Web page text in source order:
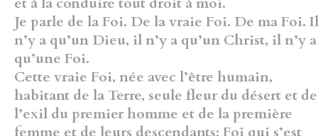
Je parle de la Foi. De la vraie Foi. De ma Foi. Il
n’y a qu’un Dieu, il n’y a qu’un Christ, il n’y a
qu’une Foi.
Cette vraie Foi, née avec l’être humain,
habitant de la Terre, seule fleur du désert et de
l’exil du premier homme et de la première
femme et de leurs descendants; Foi qui s’est